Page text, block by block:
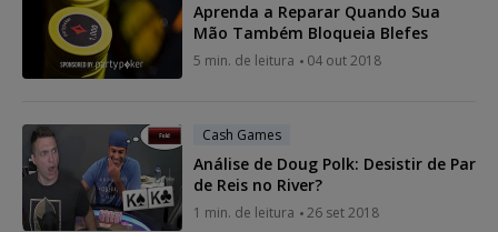
Aprenda a Reparar Quando Sua
Mão Também Bloqueia Blefes
5 min. de leitura 04 out 2018
Cash Games
Análise de Doug Polk: Desistir de Par
de Reis no River?
1 min. de leitura 26 set 2018